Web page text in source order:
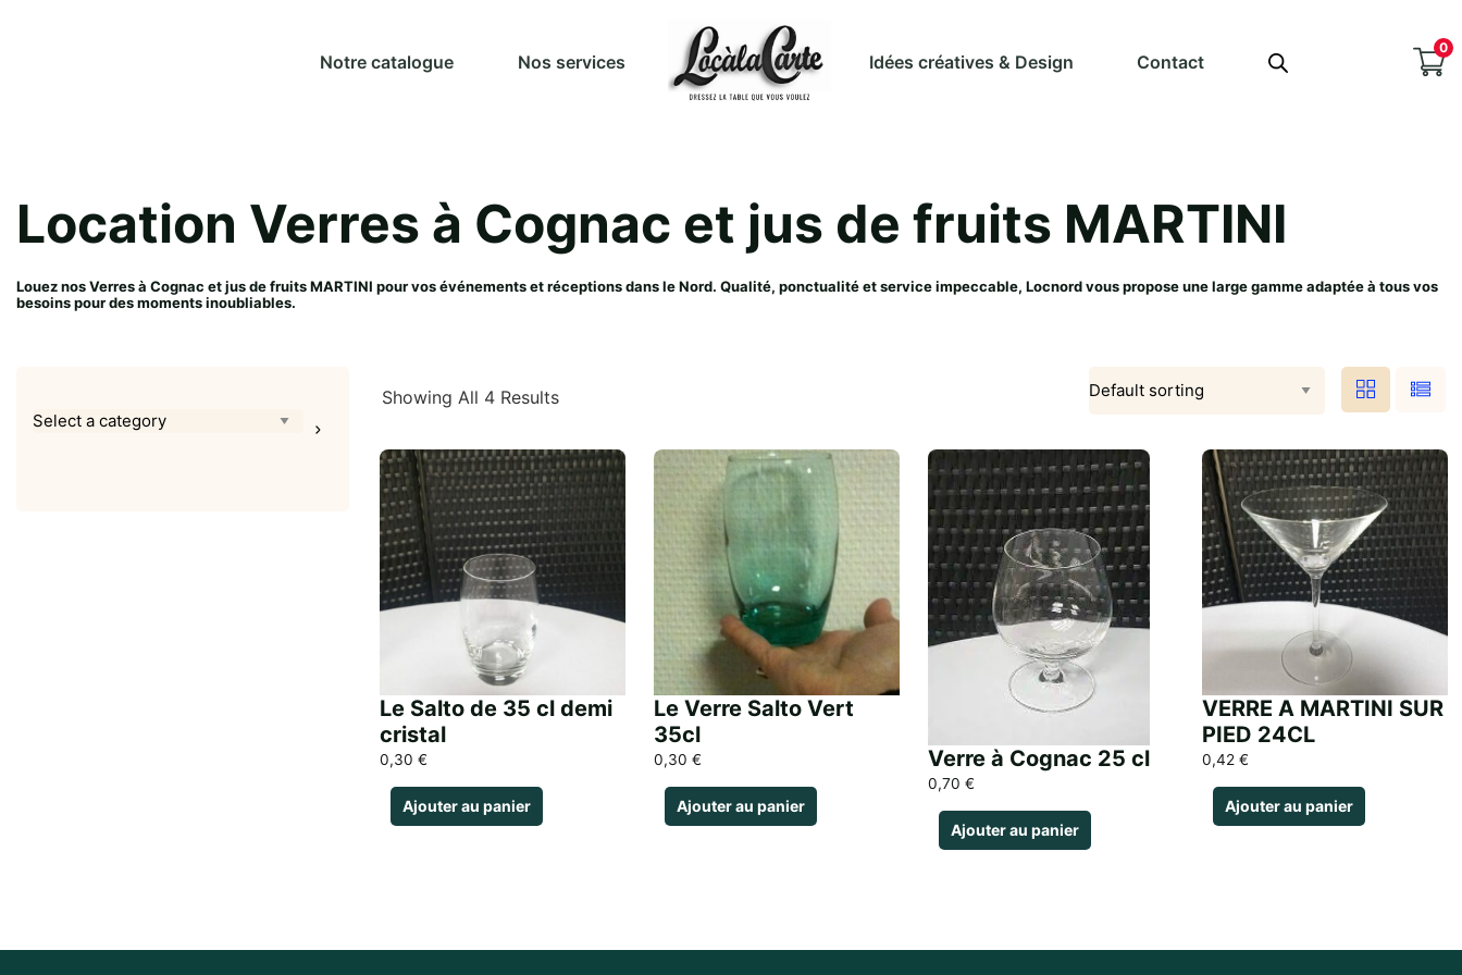
Notre catalogue Nos services Idées créatives & Design Contact
0
Location Verres à Cognac et jus de fruits MARTINI
Louez nos Verres à Cognac et jus de fruits MARTINI pour vos événements et réceptions dans le Nord. Qualité, ponctualité et service impeccable, Locnord vous propose une large gamme adaptée à tous vos
besoins pour des moments inoubliables.
Select
Showing All 4 Results
Le Salto de 35 cl demi
cristal
0,30 €
Ajouter au panier
Le Verre Salto Vert
35cl
0,30 €
Ajouter au panier
Verre à Cognac 25 cl
0,70 €
Ajouter au panier
VERRE A MARTINI SUR
PIED 24CL
0,42 €
Ajouter au panier